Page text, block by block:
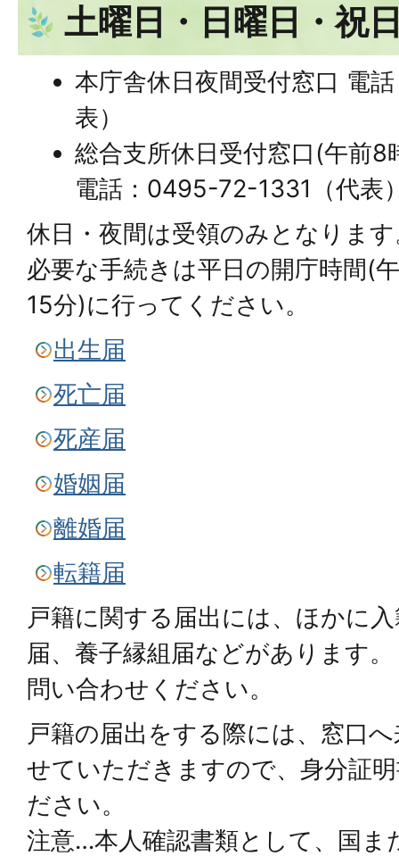
土曜日・日曜日・祝
本庁舎休日夜間受付窓口 電
表）
総合支所休日受付窓口(午前
電話：0495-72-1331（代表
休日・夜間は受領のみとなりま
必要な手続きは平日の開庁時間(
15分)に行ってください。
出生届
死亡届
死産届
婚姻届
離婚届
転籍届
戸籍に関する届出には、ほかに
届、養子縁組届などがあります
問い合わせください。
戸籍の届出をする際には、窓口
せていただきますので、身分証
ださい。
注意…本人確認書類として、国ま